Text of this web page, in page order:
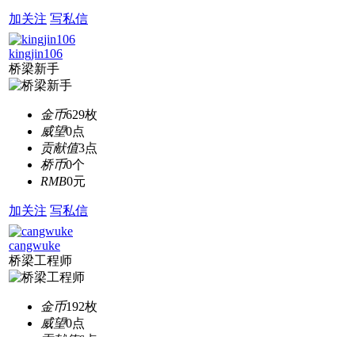
加关注 写私信
kingjin106
桥梁新手
金币629枚
威望0点
贡献值3点
桥币0个
RMB0元
加关注 写私信
cangwuke
桥梁工程师
金币192枚
威望0点